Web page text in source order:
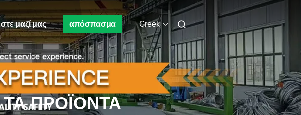
μαζί μας απόσπασμα Greek
ΠΡΟΪΌΝΤΑ